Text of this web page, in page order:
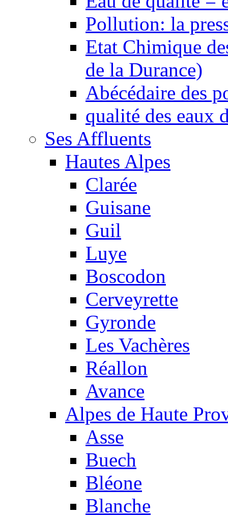
Pollution: la
Etat Chimique
de la Durance)
Abécédaire des
qualité des eaux
Ses Affluents
Hautes Alpes
Clarée
Guisane
Guil
Luye
Boscodon
Cerveyrette
Gyronde
Les Vachères
Réallon
Avance
Alpes de Haute
Asse
Buech
Bléone
Blanche